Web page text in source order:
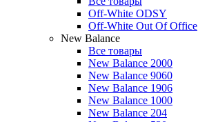
Off-White ODSY
Off-White Out Of Office
New Balance
Все товары
New Balance 2000
New Balance 9060
New Balance 1906
New Balance 1000
New Balance 204